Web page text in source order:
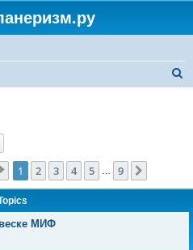
Page 1of 9
1 2 3 4 5 9
МИФ